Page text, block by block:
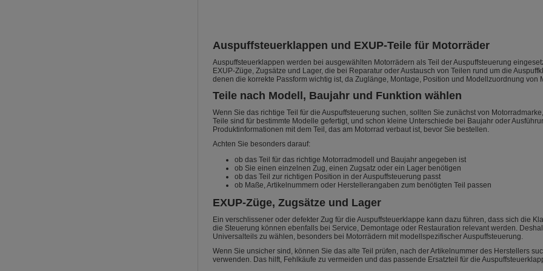
Auspuffsteuerklappen und EXUP-Teile für Motorräder
Auspuffsteuerklappen werden bei ausgewählten Motorrädern als Teil der Auspuffsteuerung
EXUP-Züge, Zugsätze und Lager, die bei Reparatur oder Austausch von Teilen rund um die
denen die korrekte Passform wichtig ist, da Zuglänge, Montage, Position und Modellzuordnung von
Teile nach Modell, Baujahr und Funktion wählen
Wenn Sie das richtige Teil für die Auspuffsteuerung suchen, sollten Sie zunächst von
Teile sind für bestimmte Modelle gefertigt, und schon kleine Unterschiede bei Baujahr oder
Produktinformationen mit dem Teil, das am Motorrad verbaut ist, bevor Sie bestellen.
Achten Sie besonders darauf:
ob das Teil für das richtige Motorradmodell und Baujahr angegeben ist
ob Sie einen einzelnen Zug, einen Zugsatz oder ein Lager benötigen
ob das Teil zur richtigen Position in der Auspuffsteuerung passt
ob Maße, Artikelnummern oder Herstellerangaben zum benötigten Teil passen
EXUP-Züge, Zugsätze und Lager
Ein verschlissener oder defekter Zug für die Auspuffsteuerklappe kann dazu führen, dass sich die
die Steuerung können ebenfalls bei Service, Demontage oder Restauration relevant werden.
Universalteils zu wählen, besonders bei Motorrädern mit modellspezifischer Auspuffsteuerung.
Wenn Sie unsicher sind, können Sie das alte Teil prüfen, nach der Artikelnummer des Herstellers
verwenden. Das hilft, Fehlkäufe zu vermeiden und das passende Ersatzteil für die